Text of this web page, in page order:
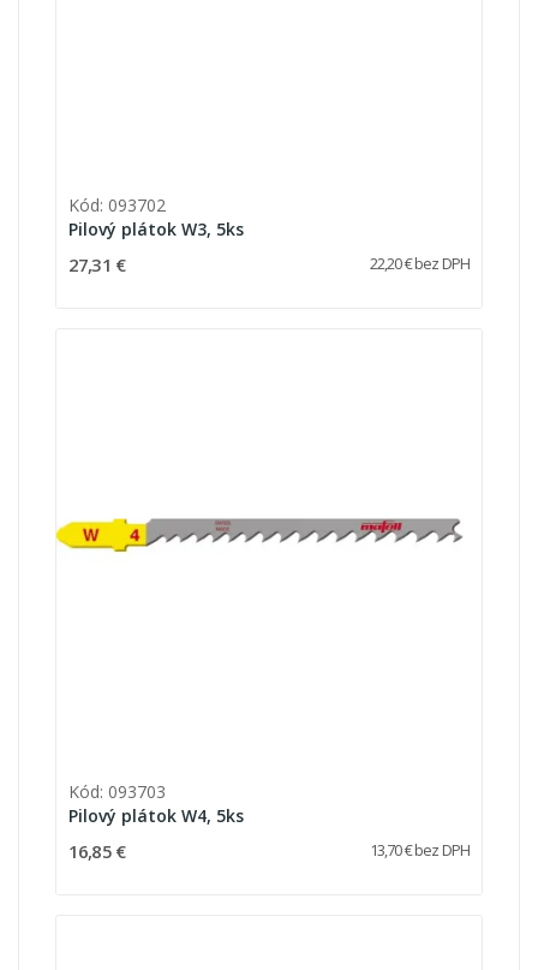
Kód: 093702
Pilový plátok W3, 5ks
27,31 € 22,20 € bez DPH
Kód: 093703
Pilový plátok W4, 5ks
16,85 € 13,70 € bez DPH